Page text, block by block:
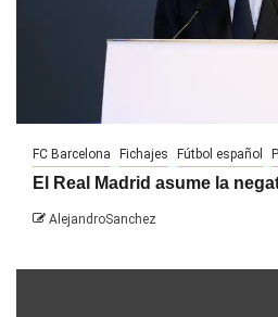
FC Barcelona Fichajes Fútbol español
El Real Madrid asume la
AlejandroSanchez